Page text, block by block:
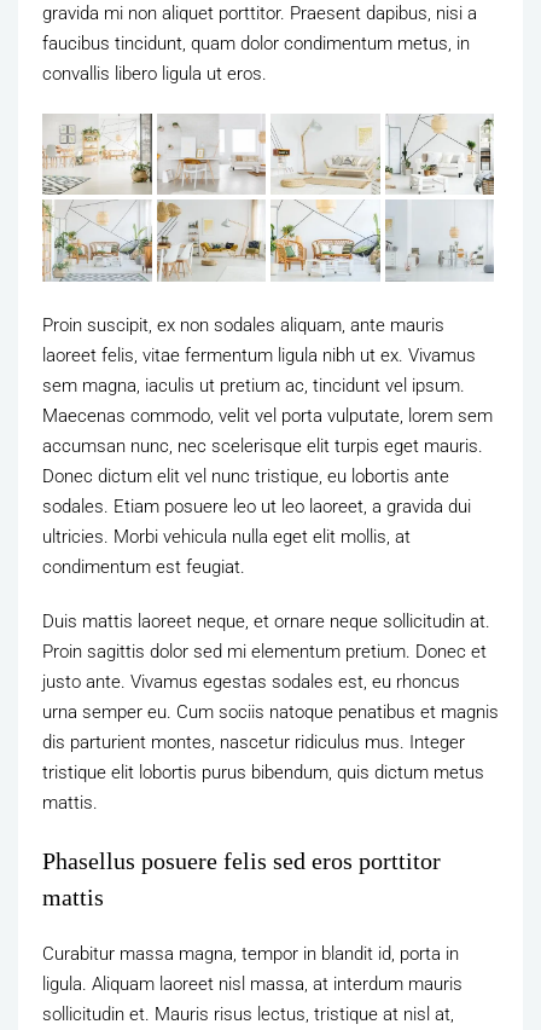
gravida mi non aliquet porttitor. Praesent dapibus, nisi a
faucibus tincidunt, quam dolor condimentum metus, in
convallis libero ligula ut eros.
Proin suscipit, ex non sodales aliquam, ante mauris
laoreet felis, vitae fermentum ligula nibh ut ex. Vivamus
sem magna, iaculis ut pretium ac, tincidunt vel ipsum.
Maecenas commodo, velit vel porta vulputate, lorem sem
accumsan nunc, nec scelerisque elit turpis eget mauris.
Donec dictum elit vel nunc tristique, eu lobortis ante
sodales. Etiam posuere leo ut leo laoreet, a gravida dui
ultricies. Morbi vehicula nulla eget elit mollis, at
condimentum est feugiat.
Duis mattis laoreet neque, et ornare neque sollicitudin at.
Proin sagittis dolor sed mi elementum pretium. Donec et
justo ante. Vivamus egestas sodales est, eu rhoncus
urna semper eu. Cum sociis natoque penatibus et magnis
dis parturient montes, nascetur ridiculus mus. Integer
tristique elit lobortis purus bibendum, quis dictum metus
mattis.
Phasellus posuere felis sed eros porttitor
mattis
Curabitur massa magna, tempor in blandit id, porta in
ligula. Aliquam laoreet nisl massa, at interdum mauris
sollicitudin et. Mauris risus lectus, tristique at nisl at,